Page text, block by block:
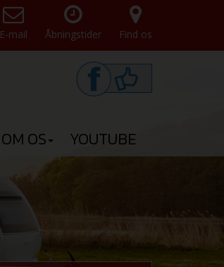
E-mail Åbningstider Find os
OM OS YOUTUBE